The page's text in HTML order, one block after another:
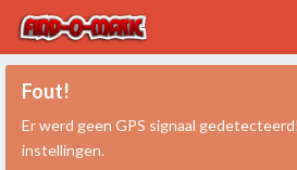
Fout!
Er werd geen GPS signaal
instellingen.